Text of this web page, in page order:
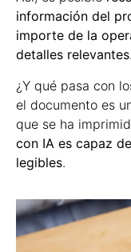
información del
importe de la
detalles relevantes.
¿Y qué pasa con
el documento es
que se ha
con IA es capaz
legibles.